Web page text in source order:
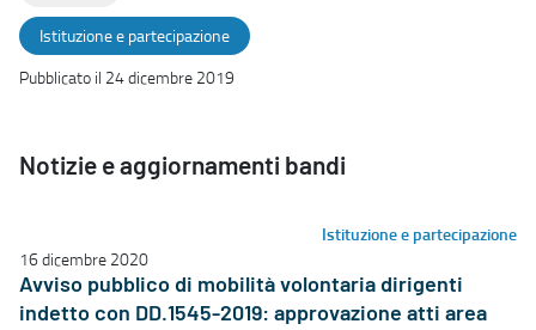
Istituzione e partecipazione
Pubblicato il 24 dicembre 2019
Notizie e aggiornamenti bandi
Istituzione e partecipazione
16 dicembre 2020
Avviso pubblico di mobilità volontaria dirigenti
indetto con DD.1545-2019: approvazione atti area